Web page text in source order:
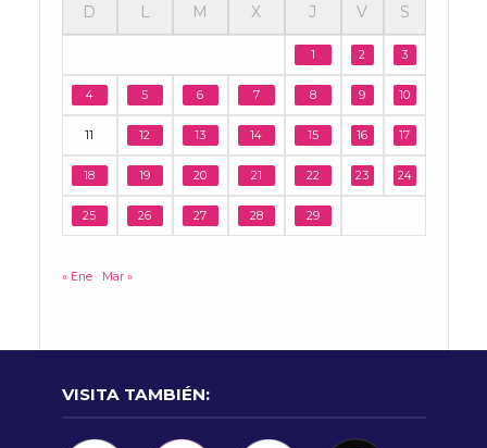
D L M X J V S
1 2 3
4 5 6 7 8 9 10
11 12 13 14 15 16 17
18 19 20 21 22 23 24
25 26 27 28 29
« Ene Mar »
VISITA TAMBIÉN: